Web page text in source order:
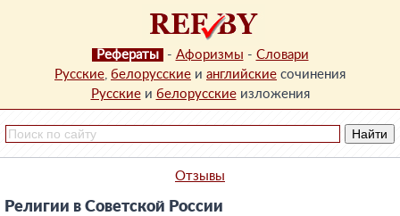
Рефераты - Афоризмы - Словари
Русские, белорусские и английские сочинения
Русскиеи белорусскиеизложения
Отзывы
Религии в Советской России